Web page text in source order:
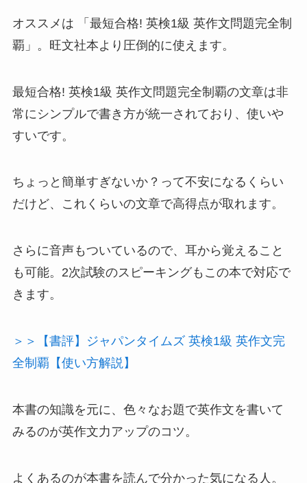
オススメは 「最短合格! 英検1級 英作文問題完全制
覇」。旺文社本より圧倒的に使えます。
最短合格! 英検1級 英作文問題完全制覇の文章は非
常にシンプルで書き方が統一されており、使いや
すいです。
ちょっと簡単すぎないか？って不安になるくらい
だけど、これくらいの文章で高得点が取れます。
さらに音声もついているので、耳から覚えること
も可能。2次試験のスピーキングもこの本で対応で
きます。
＞＞【書評】ジャパンタイムズ 英検1級 英作文完
全制覇【使い方解説】
本書の知識を元に、色々なお題で英作文を書いて
みるのが英作文力アップのコツ。
よくあるのが本書を読んで分かった気になる人。